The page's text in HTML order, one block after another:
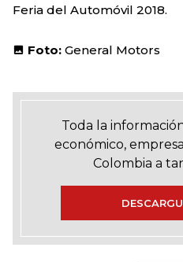
Feria del Automóvil 2018.
Foto: General Motors
Toda la
económico,
Colombia a